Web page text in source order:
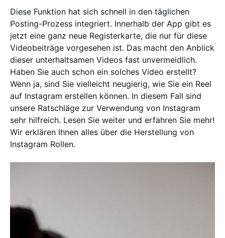
Diese Funktion hat sich schnell in den täglichen
Posting-Prozess integriert. Innerhalb der App gibt es
jetzt eine ganz neue Registerkarte, die nur für diese
Videobeiträge vorgesehen ist. Das macht den Anblick
dieser unterhaltsamen Videos fast unvermeidlich.
Haben Sie auch schon ein solches Video erstellt?
Wenn ja, sind Sie vielleicht neugierig, wie Sie ein Reel
auf Instagram erstellen können. In diesem Fall sind
unsere Ratschläge zur Verwendung von Instagram
sehr hilfreich. Lesen Sie weiter und erfahren Sie mehr!
Wir erklären Ihnen alles über die Herstellung von
Instagram Rollen.